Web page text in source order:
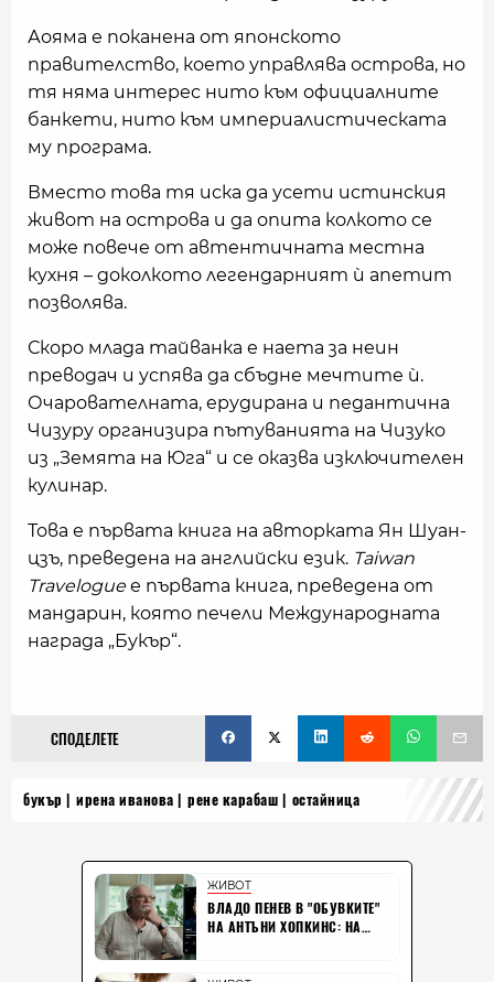
Аояма е поканена от японското
правителство, което управлява острова, но
тя няма интерес нито към официалните
банкети, нито към империалистическата
му програма.
Вместо това тя иска да усети истинския
живот на острова и да опита колкото се
може повече от автентичната местна
кухня – доколкото легендарният ѝ апетит
позволява.
Скоро млада тайванка е наета за неин
преводач и успява да сбъдне мечтите ѝ.
Очарователната, ерудирана и педантична
Чизуру организира пътуванията на Чизуко
из „Земята на Юга“ и се оказва изключителен
кулинар.
Това е първата книга на авторката Ян Шуан-
цзъ, преведена на английски език. Taiwan
Travelogueе първата книга, преведена от
мандарин, която печели Международната
награда „Букър“.
СПОДЕЛЕТЕ
букър ирена иванова рене карабаш остайница